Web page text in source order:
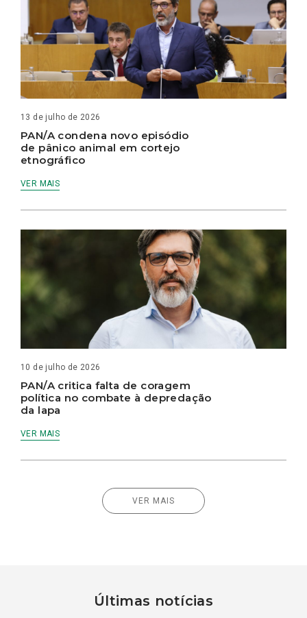
13 de julho de 2026
PAN/A condena novo episódio
de pânico animal em cortejo
etnográfico
VER MAIS
10 de julho de 2026
PAN/A critica falta de coragem
política no combate à depredação
da lapa
VER MAIS
VER MAIS
Últimas notícias